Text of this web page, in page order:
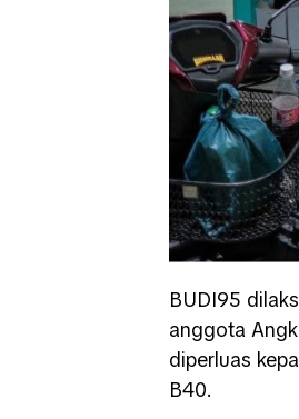
BUDI95
anggota
diperluas
B40.